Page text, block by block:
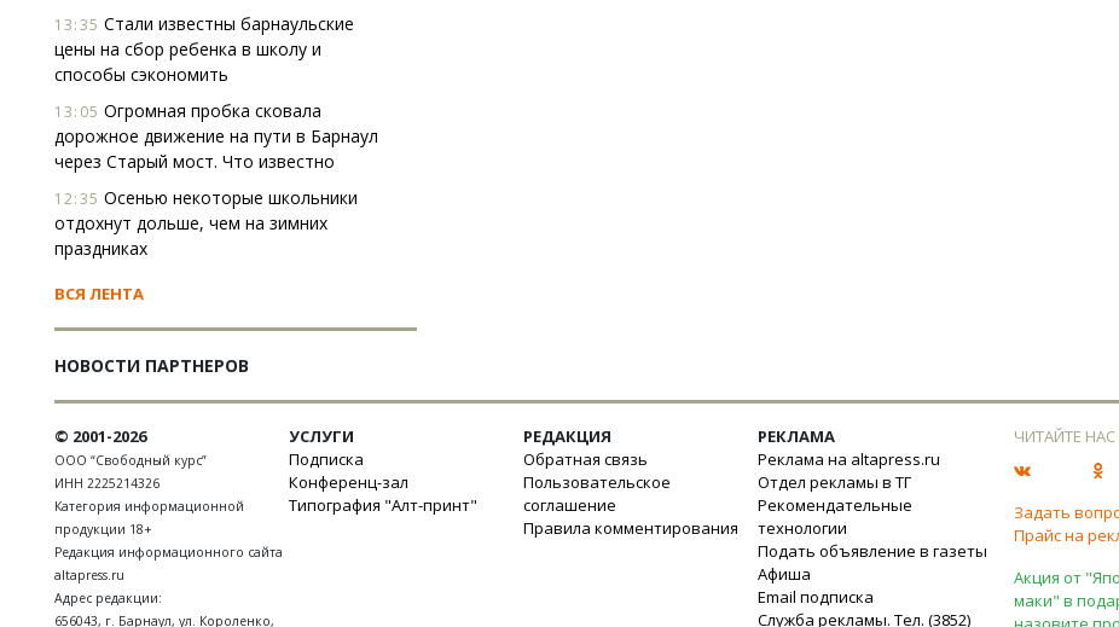
13:35 Стали известны барнаульские
цены на сбор ребенка в школу и
способы сэкономить
13:05 Огромная пробка сковала
дорожное движение на пути в Барнаул
через Старый мост. Что известно
12:35 Осенью некоторые школьники
отдохнут дольше, чем на зимних
праздниках
ВСЯ ЛЕНТА
НОВОСТИ ПАРТНЕРОВ
© 2001-2026
ООО “Свободный курс”
ИНН 2225214326
Категория информационной
продукции 18+
Редакция информационного сайта
altapress.ru
Адрес редакции:
656043, г. Барнаул, ул. Короленко,
УСЛУГИ
Подписка
Конференц-зал
Типография "Алт-принт"
РЕДАКЦИЯ
Обратная связь
Пользовательское
соглашение
Правила комментирования
РЕКЛАМА
Реклама на altapress.ru
Отдел рекламы в ТГ
Рекомендательные
технологии
Подать объявление в газеты
Афиша
Email подписка
Служба рекламы. Тел. (3852)
ЧИТАЙТЕ
Задать
Прайс на
Акция от
маки" в